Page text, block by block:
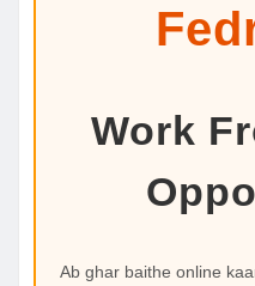
Work
Ab ghar baithe online